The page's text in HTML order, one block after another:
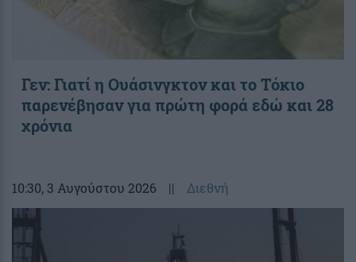
Γεν: Γιατί η Ουάσινγκτον και το Τόκιο
παρενέβησαν για πρώτη φορά εδώ και 28
χρόνια
10:30, 3 Αυγούστου 2026 || Διεθνή